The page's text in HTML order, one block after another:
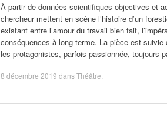
À partir de données scientifiques objectives et
chercheur mettent en scène l’histoire d’un
existant entre l’amour du travail bien fait,
conséquences à long terme. La pièce est suivie
les protagonistes, parfois passionnée, toujours
8 décembre 2019 dansThéâtre